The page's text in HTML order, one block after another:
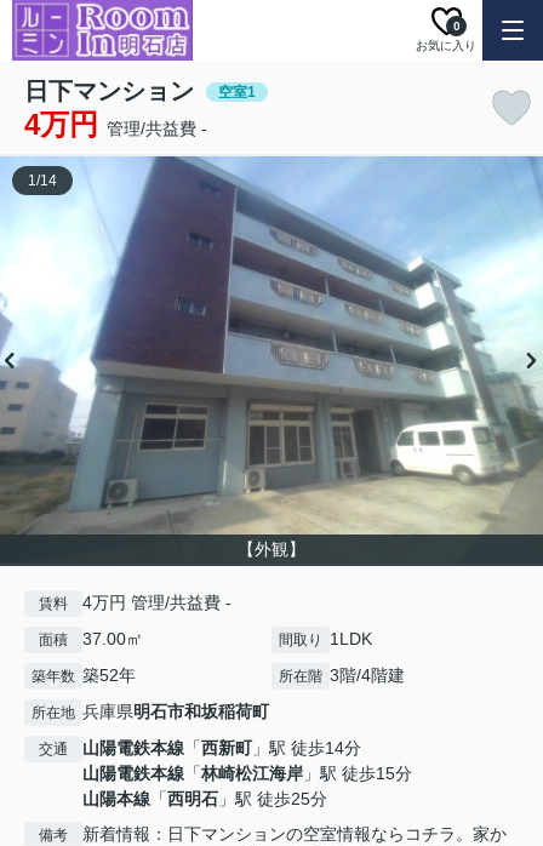
お気に入り
0
日下マンション 空室1
4万円 管理/共益費 -
【外観】
1/14
賃料 4万円 管理/共益費 -
面積 37.00㎡ 間取り 1LDK
築年数 築52年 所在階 3階/4階建
所在地 兵庫県明石市和坂稲荷町
交通 山陽電鉄本線 「西新町」駅 徒歩14分
山陽電鉄本線 「林崎松江海岸 」駅 徒歩15分
山陽本線 「西明石 」駅 徒歩25分
備考
新着情報：日下マンションの空室情報ならコチラ。家か